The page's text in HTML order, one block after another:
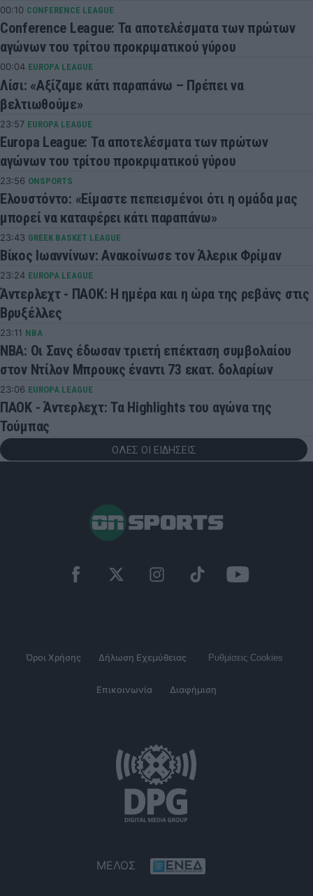
00:10 CONFERENCE LEAGUE
Conference League: Τα αποτελέσματα των πρώτων
αγώνων του τρίτου προκριματικού γύρου
00:04 EUROPA LEAGUE
Λίσι: «Αξίζαμε κάτι παραπάνω – Πρέπει να
βελτιωθούμε»
23:57 EUROPA LEAGUE
Europa League: Τα αποτελέσματα των πρώτων
αγώνων του τρίτου προκριματικού γύρου
23:56 ONSPORTS
Ελουστόντο: «Είμαστε πεπεισμένοι ότι η ομάδα μας
μπορεί να καταφέρει κάτι παραπάνω»
23:43 GREEK BASKET LEAGUE
Βίκος Ιωαννίνων: Ανακοίνωσε τον Άλερικ Φρίμαν
23:24 EUROPA LEAGUE
Άντερλεχτ - ΠΑΟΚ: Η ημέρα και η ώρα της ρεβάνς στις
Βρυξέλλες
23:11 NBA
ΝΒΑ: Οι Σανς έδωσαν τριετή επέκταση συμβολαίου
στον Ντίλον Μπρουκς έναντι 73 εκατ. δολαρίων
23:06 EUROPA LEAGUE
ΠΑΟΚ - Άντερλεχτ: Τα Highlights του αγώνα της
Τούμπας
ΟΛΕΣ ΟΙ ΕΙΔΗΣΕΙΣ
Όροι Χρήσης Δήλωση Εχεμύθειας Ρυθμίσεις Cookies
Επικοινωνία Διαφήμιση
ΜΕΛΟΣ